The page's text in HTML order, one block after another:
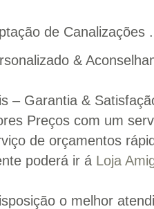
de Canalizações .
&
– Garantia &
Preços com um
de orçamentos
poderá ir á Loja
o melhor